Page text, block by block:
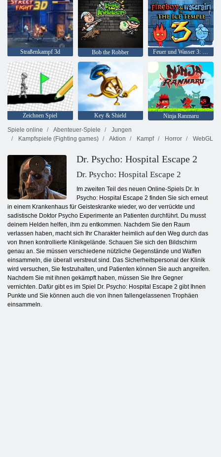
Straßenkampf 3d Bob the Robber Feuer und Wasser 3: Der Eistempel
Zeichnen Spiel Key & Shield
Ninja Ranmaru
Spiele online
Abenteuer-Spiele
Jungen
Kampfspiele (Fighting games)
Aktion Kampf Horror WebGL
Dr. Psycho: Hospital Escape 2
Dr. Psycho: Hospital Escape 2
Im zweiten Teil des neuen Online-Spiels Dr. In
Psycho: Hospital Escape 2 finden Sie sich erneut
in einem Krankenhaus für Geisteskranke wieder, wo der verrückte und
sadistische Doktor Psycho Experimente an Patienten durchführt. Du musst
deinem Helden helfen, ihm zu entkommen. Nachdem Sie den Raum
verlassen haben, macht sich Ihr Charakter heimlich auf den Weg durch das
von Ihnen kontrollierte Klinikgelände. Schauen Sie sich den Bildschirm
genau an. Sie müssen verschiedene nützliche Gegenstände und Waffen
einsammeln, die überall verstreut sind. Das Sicherheitspersonal der Klinik
wird versuchen, Sie festzuhalten, und Patienten können Sie auch angreifen.
Nachdem Sie mit ihnen gekämpft haben, müssen Sie Ihre Gegner
vernichten. Dafür gibt es im Spiel Dr. Psycho: Hospital Escape 2 gibt Ihnen
Punkte und Sie können auch die von ihnen fallengelassenen Trophäen
einsammeln.